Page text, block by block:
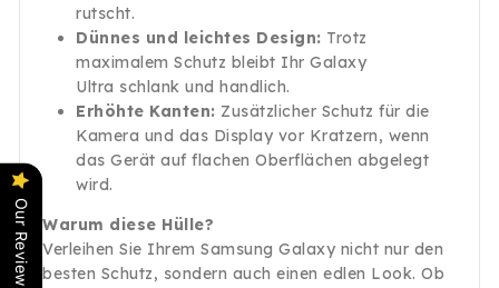
rutscht.
Dünnes und leichtes Design: Trotz
maximalem Schutz bleibt Ihr Galaxy
Ultra schlank und handlich.
Erhöhte Kanten: Zusätzlicher Schutz für die
Kamera und das Display vor Kratzern, wenn
das Gerät auf flachen Oberflächen abgelegt
wird.
Warum diese Hülle?
Verleihen Sie Ihrem Samsung Galaxy nicht nur den
besten Schutz, sondern auch einen edlen Look. Ob
Our Reviews